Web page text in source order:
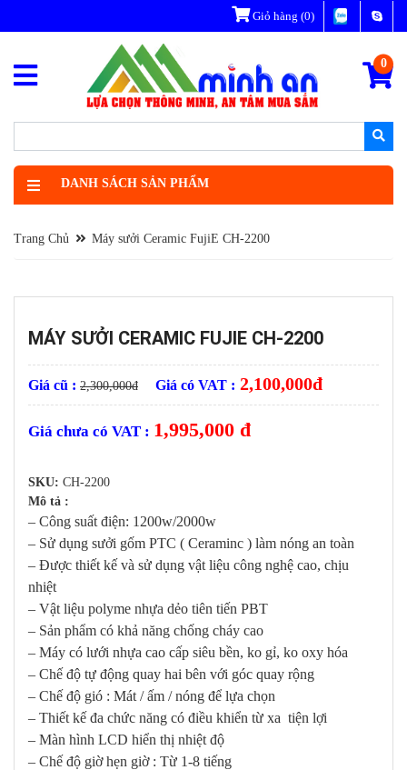
Giỏ hàng (0)
0
DANH SÁCH SẢN PHẨM
Trang Chủ Máy sưởi Ceramic FujiE CH-2200
MÁY SƯỞI CERAMIC FUJIE CH-2200
Giá cũ : 2,300,000đ Giá có VAT : 2,100,000đ
Giá chưa có VAT : 1,995,000 đ
SKU: CH-2200
Mô tả :
– Công suất điện: 1200w/2000w
– Sử dụng sưởi gốm PTC ( Ceraminc ) làm nóng an toàn
– Được thiết kế và sử dụng vật liệu công nghệ cao, chịu
nhiệt
– Vật liệu polyme nhựa dẻo tiên tiến PBT
– Sản phẩm có khả năng chống cháy cao
– Máy có lưới nhựa cao cấp siêu bền, ko gỉ, ko oxy hóa
– Chế độ tự động quay hai bên với góc quay rộng
– Chế độ gió : Mát / ấm / nóng để lựa chọn
– Thiết kế đa chức năng có điều khiển từ xa tiện lợi
– Màn hình LCD hiển thị nhiệt độ
– Chế độ giờ hẹn giờ : Từ 1-8 tiếng